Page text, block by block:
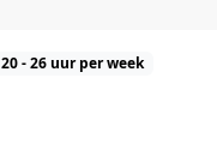
20 - 26 uur per week